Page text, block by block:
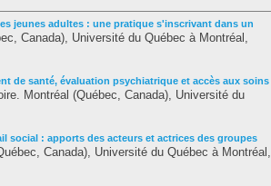
jeunes adultes : une pratique s'inscrivant dans un
Canada), Université du Québec à Montréal,
de santé, évaluation psychiatrique et accès aux soins
Montréal (Québec, Canada), Université du
social : apports des acteurs et actrices des groupes
Canada), Université du Québec à Montréal,